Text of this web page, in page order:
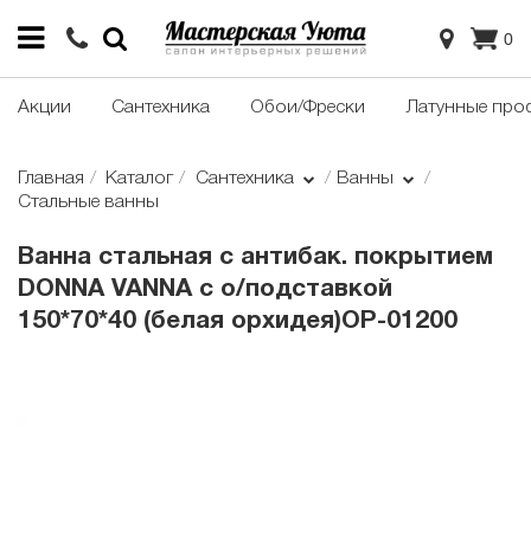
0
Акции Сантехника Обои/Фрески Латунные
Главная Каталог Сантехника
Ванны
Стальные ванны
Ванна стальная с антибак. покрытием
DONNA VANNA c о/подставкой
150*70*40 (белая орхидея)ОР-01200